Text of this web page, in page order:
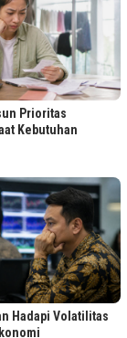
Prioritas
Kebutuhan
Hadapi Volatilitas